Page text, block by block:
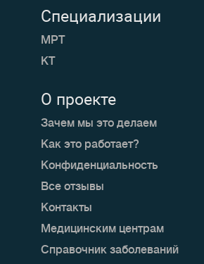
О проекте
Зачем мы это делаем
Как это работает?
Конфиденциальность
Все отзывы
Контакты
Медицинским центрам
Справочник заболеваний
Специализации
МРТ
КТ